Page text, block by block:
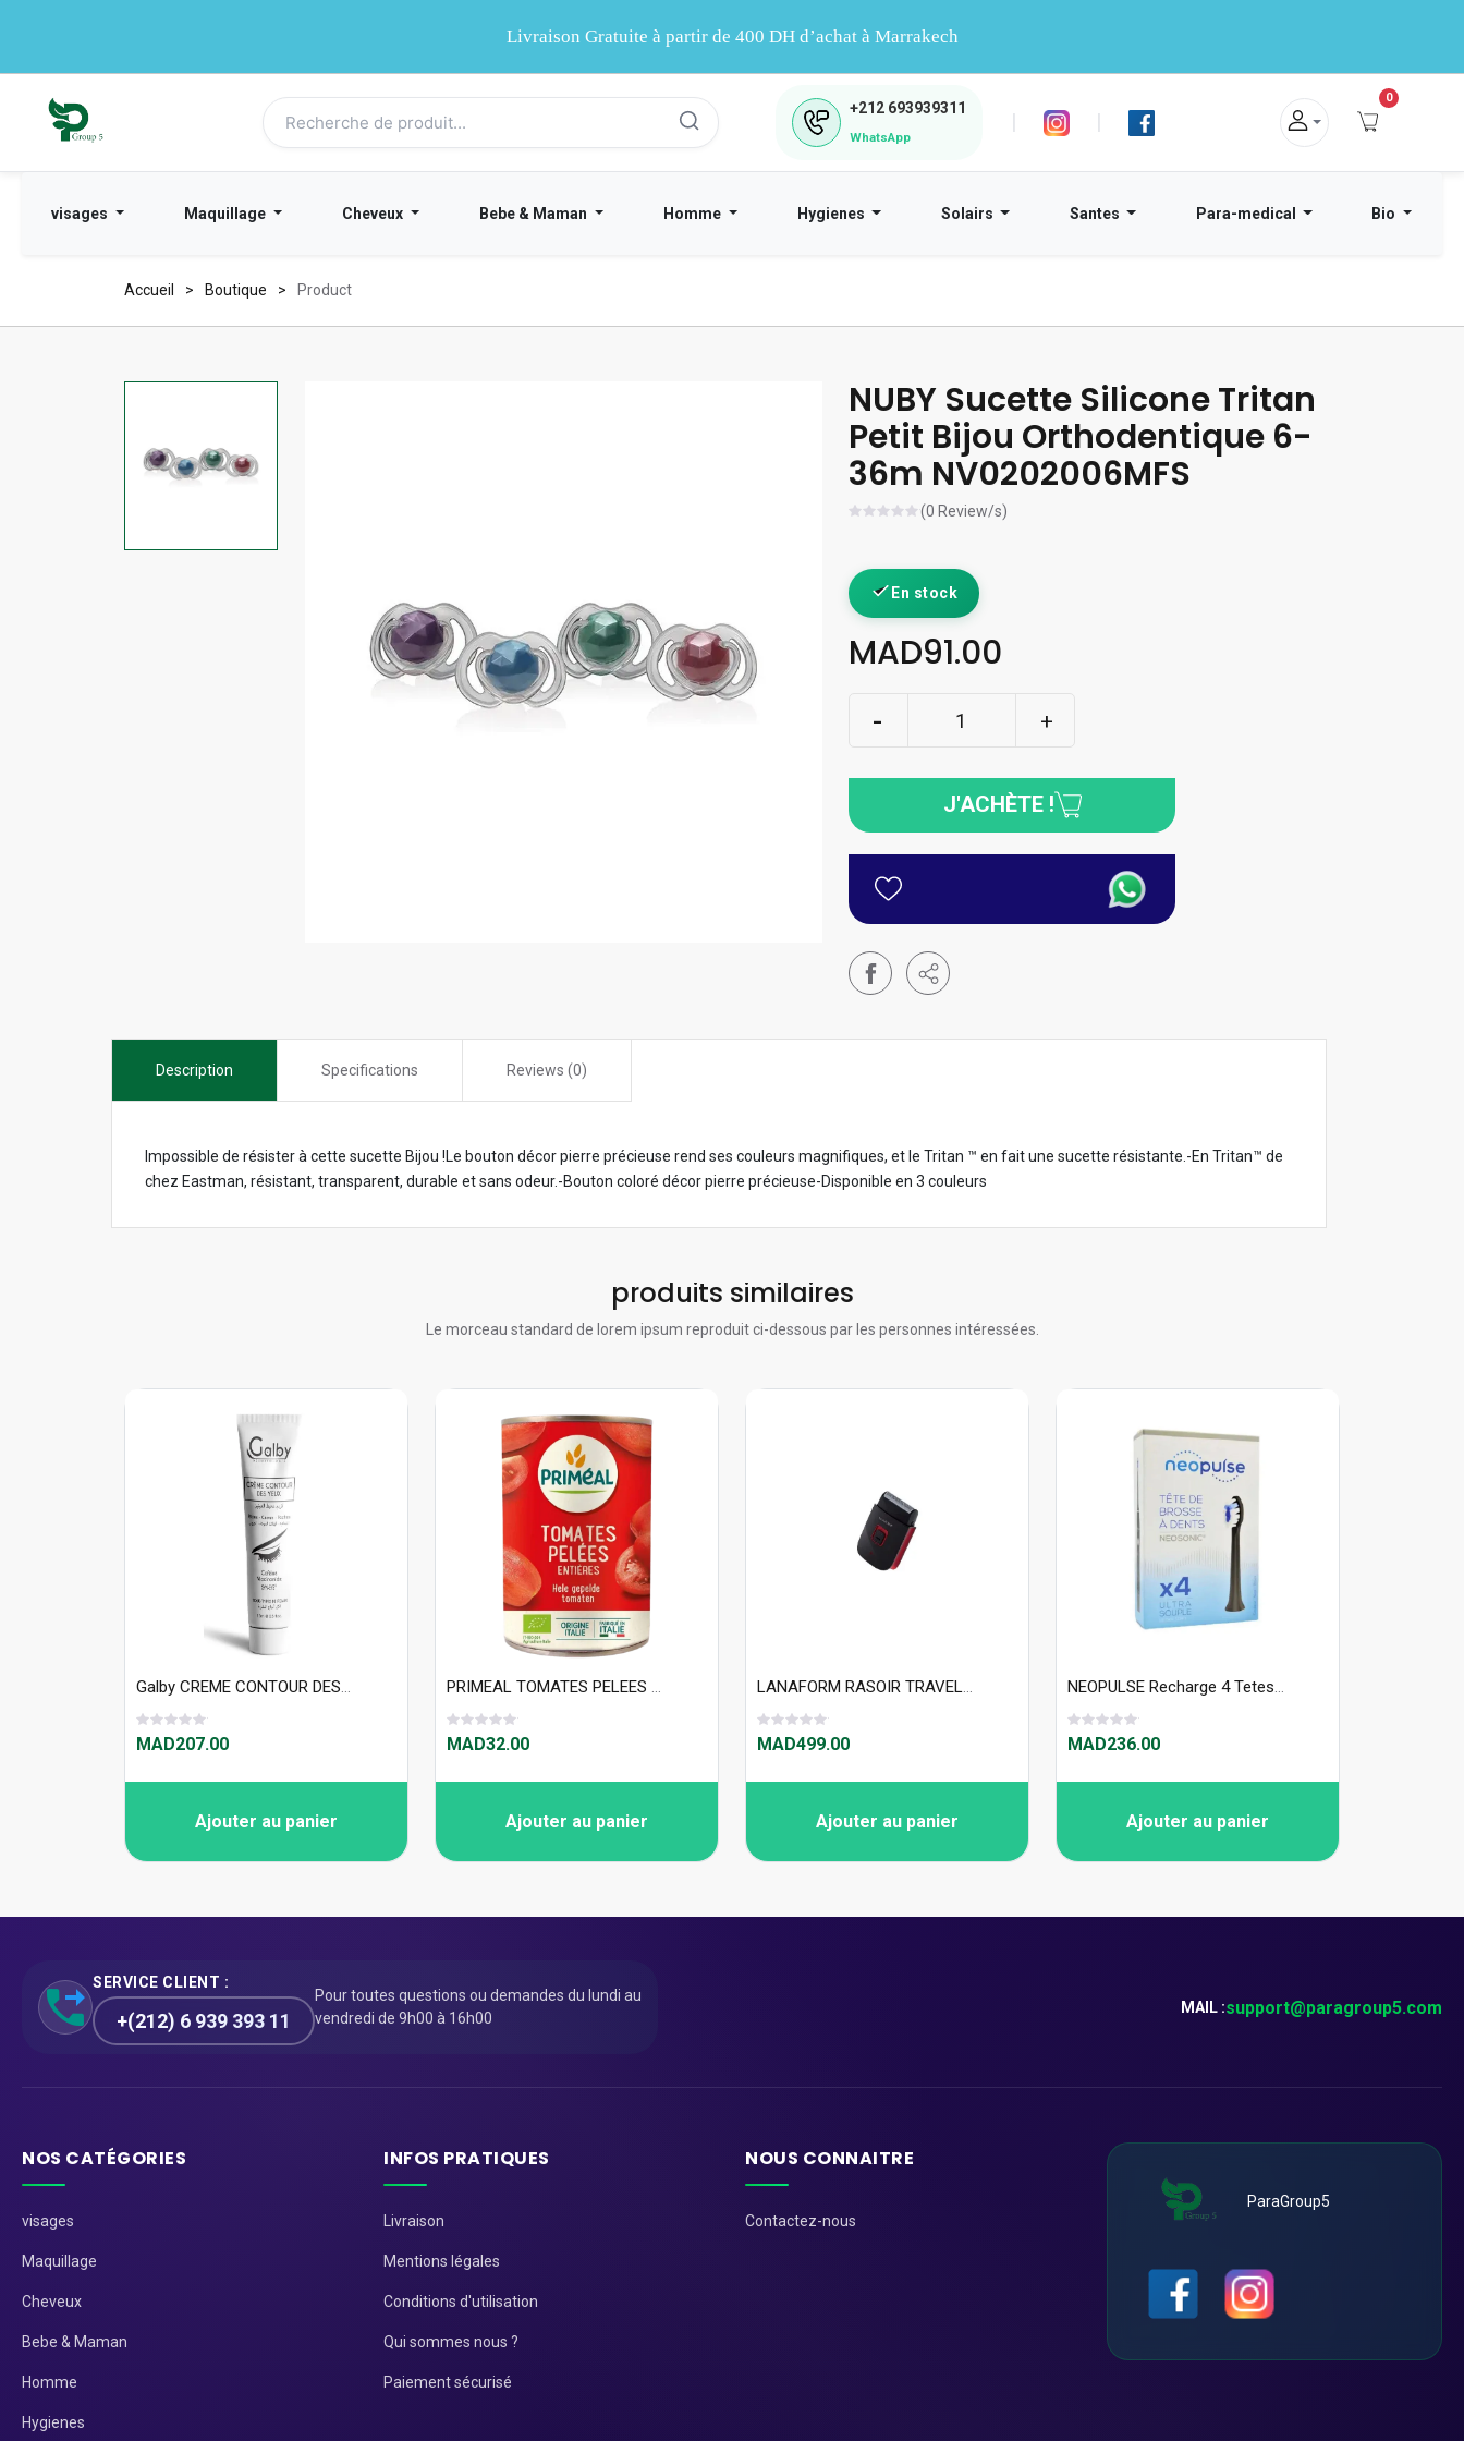
Livraison Gratuite à partir de 400 DH d’achat à Marrakech
+212 693939311
WhatsApp
| |
0
visages Maquillage Cheveux Bebe & Maman Homme Hygienes Solairs Santes Para-medical Bio
Accueil Boutique Product
NUBY Sucette Silicone Tritan
Petit Bijou Orthodentique 6-
36m NV0202006MFS
(0 Review/s)
En stock
MAD91.00
J'ACHÈTE !
Description Specifications Reviews (0)
Impossible de résister à cette sucette Bijou !Le bouton décor pierre précieuse rend ses couleurs magnifiques, et le Tritan ™ en fait une sucette résistante.-En Tritan™ de
chez Eastman, résistant, transparent, durable et sans odeur.-Bouton coloré décor pierre précieuse-Disponible en 3 couleurs
produits similaires
Le morceau standard de lorem ipsum reproduit ci-dessous par les personnes intéressées.
Galby CREME CONTOUR DES YEUX 15ml
MAD207.00
Ajouter au panier
PRIMEAL TOMATES PELEES ENTIERES 400G
MAD32.00
Ajouter au panier
LANAFORM RASOIR TRAVEL SHAVER
MAD499.00
Ajouter au panier
NEOPULSE Recharge 4 Tetes De Brosse À Dent Ultra Souple Noir
MAD236.00
Ajouter au panier
SERVICE CLIENT :
+(212) 6 939 393 11
Pour toutes questions ou demandes du lundi au
vendredi de 9h00 à 16h00
MAIL :support@paragroup5.com
NOS CATÉGORIES
visages
Maquillage
Cheveux
Bebe & Maman
Homme
Hygienes
INFOS PRATIQUES
Livraison
Mentions légales
Conditions d'utilisation
Qui sommes nous ?
Paiement sécurisé
NOUS CONNAITRE
Contactez-nous
ParaGroup5